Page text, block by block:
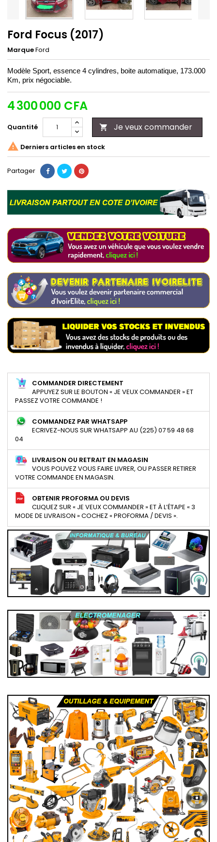
Ford Focus (2017)
MarqueFord
Modèle Sport, essence 4 cylindres, boite automatique, 173.000
Km, prix négociable.
4 300 000 CFA
Quantité  Je veux commander
 Derniers articles en stock
Partager
COMMANDER DIRECTEMENT
APPUYEZ SUR LE BOUTON « JE VEUX COMMANDER » ET
PASSEZ VOTRE COMMANDE !
COMMANDEZ PAR WHATSAPP
ECRIVEZ-NOUS SUR WHATSAPP AU (225) 07 59 48 68
04
LIVRAISON OU RETRAIT EN MAGASIN
VOUS POUVEZ VOUS FAIRE LIVRER, OU PASSER RETIRER
VOTRE COMMANDE EN MAGASIN.
OBTENIR PROFORMA OU DEVIS
CLIQUEZ SUR « JE VEUX COMMANDER » ET À L’ÉTAPE « 3
MODE DE LIVRAISON » COCHEZ « PROFORMA / DEVIS ».